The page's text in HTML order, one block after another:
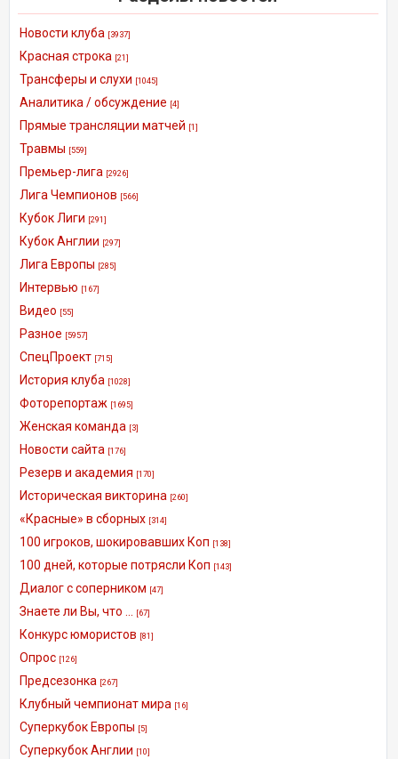
Новости клуба [3937]
Красная строка [21]
Трансферы и слухи [1045]
Аналитика / обсуждение [4]
Прямые трансляции матчей [1]
Травмы [559]
Премьер-лига [2926]
Лига Чемпионов [566]
Кубок Лиги [291]
Кубок Англии [297]
Лига Европы [285]
Интервью [167]
Видео [55]
Разное [5957]
СпецПроект [715]
История клуба [1028]
Фоторепортаж [1695]
Женская команда [3]
Новости сайта [176]
Резерв и академия [170]
Историческая викторина [260]
«Красные» в сборных [314]
100 игроков, шокировавших Коп [138]
100 дней, которые потрясли Коп [143]
Диалог с соперником [47]
Знаете ли Вы, что ... [67]
Конкурс юмористов [81]
Опрос [126]
Предсезонка [267]
Клубный чемпионат мира [16]
Суперкубок Европы [5]
Суперкубок Англии [10]